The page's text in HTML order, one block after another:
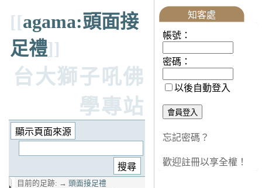
[[agama:頭面接
足禮]]
台大獅子吼佛
學專站
目前的足跡: → 頭面接足禮
知客處
帳號：
密碼：
以後自動登入
忘記密碼？
歡迎註冊以享全權！